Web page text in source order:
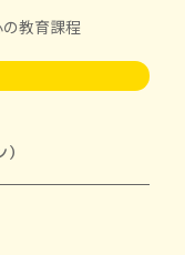
教育課程